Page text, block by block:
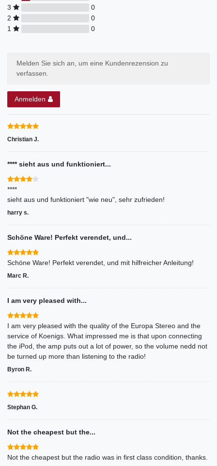
3
0
2
0
1
0
Melden Sie sich an, um eine Kundenrezension zu
verfassen.
Anmelden
Christian J.
**** sieht aus und funktioniert...
****
sieht aus und funktioniert "wie neu", sehr zufrieden!
harry s.
Schöne Ware! Perfekt verendet, und...
Schöne Ware! Perfekt verendet, und mit hilfreicher Anleitung!
Marc R.
I am very pleased with...
I am very pleased with the quality of the Europa Stereo and the
service of Koenigs. What impressed me is that upon connecting
the iPod, the amp puts out a lot of power, so the volume nedd not
be turned up more than listening to the radio!
Byron R.
Stephan G.
Not the cheapest but the...
Not the cheapest but the radio was in first class condition, thanks.